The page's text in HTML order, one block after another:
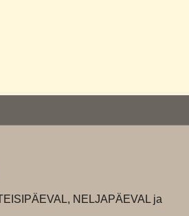
NELJAPÄEVAL ja